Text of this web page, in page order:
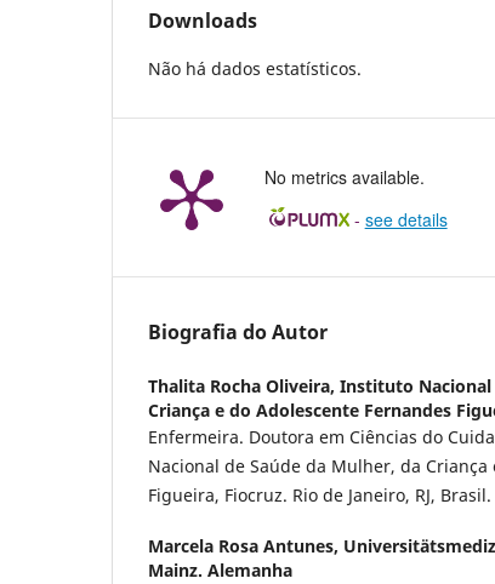
Downloads
Não há dados estatísticos.
No metrics available.
- see details
Biografia do Autor
Thalita Rocha Oliveira, Instituto Nacional
Criança e do Adolescente Fernandes
Enfermeira. Doutora em Ciências do
Nacional de Saúde da Mulher, da Criança
Figueira, Fiocruz. Rio de Janeiro, RJ, Brasil.
Marcela Rosa Antunes,
Mainz. Alemanha